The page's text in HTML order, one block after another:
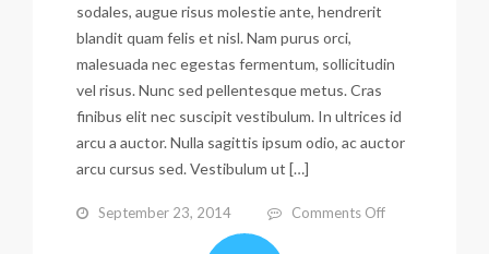
sodales, augue risus molestie ante, hendrerit
blandit quam felis et nisl. Nam purus orci,
malesuada nec egestas fermentum, sollicitudin
vel risus. Nunc sed pellentesque metus. Cras
finibus elit nec suscipit vestibulum. In ultrices id
arcu a auctor. Nulla sagittis ipsum odio, ac auctor
arcu cursus sed. Vestibulum ut […]
September 23, 2014 Comments Offon